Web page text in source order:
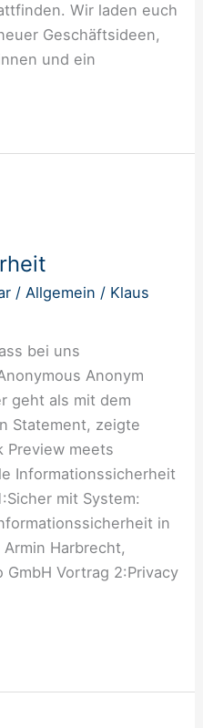
Wir laden euch
Geschäftsideen,
und ein
/Allgemein / Klaus
bei uns
Anonym
geht als mit dem
Statement, zeigte
Preview meets
Informationssicherheit
mit System:
in
Harbrecht,
GmbH Vortrag 2:Privacy